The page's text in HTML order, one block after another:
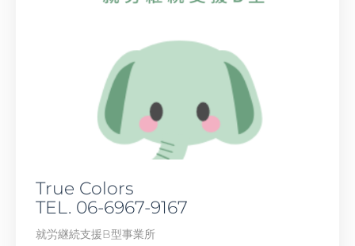
True Colors
TEL. 06-6967-9167
就労継続支援B型事業所